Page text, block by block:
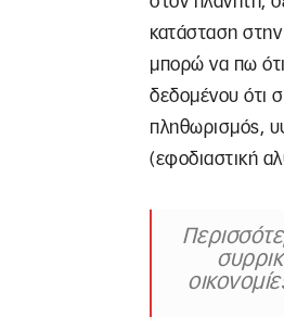
κατάσταση
μπορώ να πω ότι
δεδομένου ότι
πληθωρισμός,
(εφοδιαστική